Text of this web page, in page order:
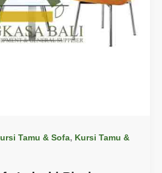
Tamu & Sofa, Kursi Tamu &